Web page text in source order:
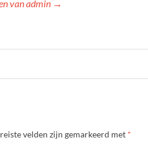
van admin →
velden zijn gemarkeerd met *